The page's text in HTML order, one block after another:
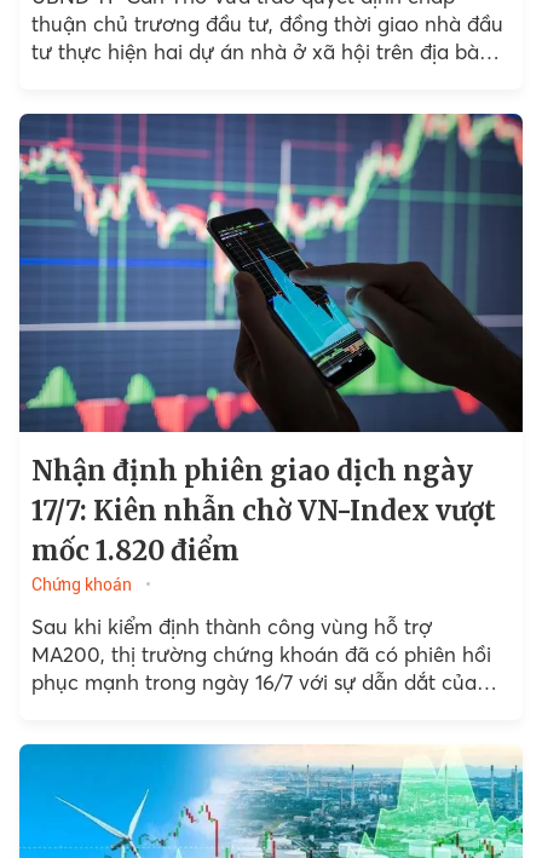
thuận chủ trương đầu tư, đồng thời giao nhà đầu
tư thực hiện hai dự án nhà ở xã hội trên địa bàn,
Nhận định phiên giao dịch ngày
17/7: Kiên nhẫn chờ VN-Index vượt
mốc 1.820 điểm
Chứng khoán
Sau khi kiểm định thành công vùng hỗ trợ
MA200, thị trường chứng khoán đã có phiên hồi
phục mạnh trong ngày 16/7 với sự dẫn dắt của